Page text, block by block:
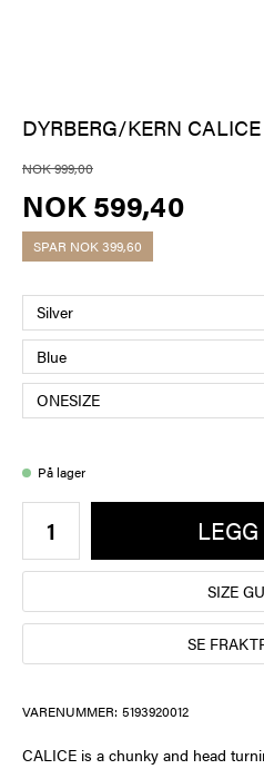
DYRBERG/KERN
NOK 999,00
NOK 599,40
SPAR NOK 399,60
På lager
SIZE
SE
VARENUMMER: 5193920012
CALICE is a chunky and head